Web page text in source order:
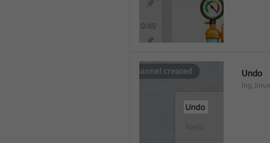
Undo